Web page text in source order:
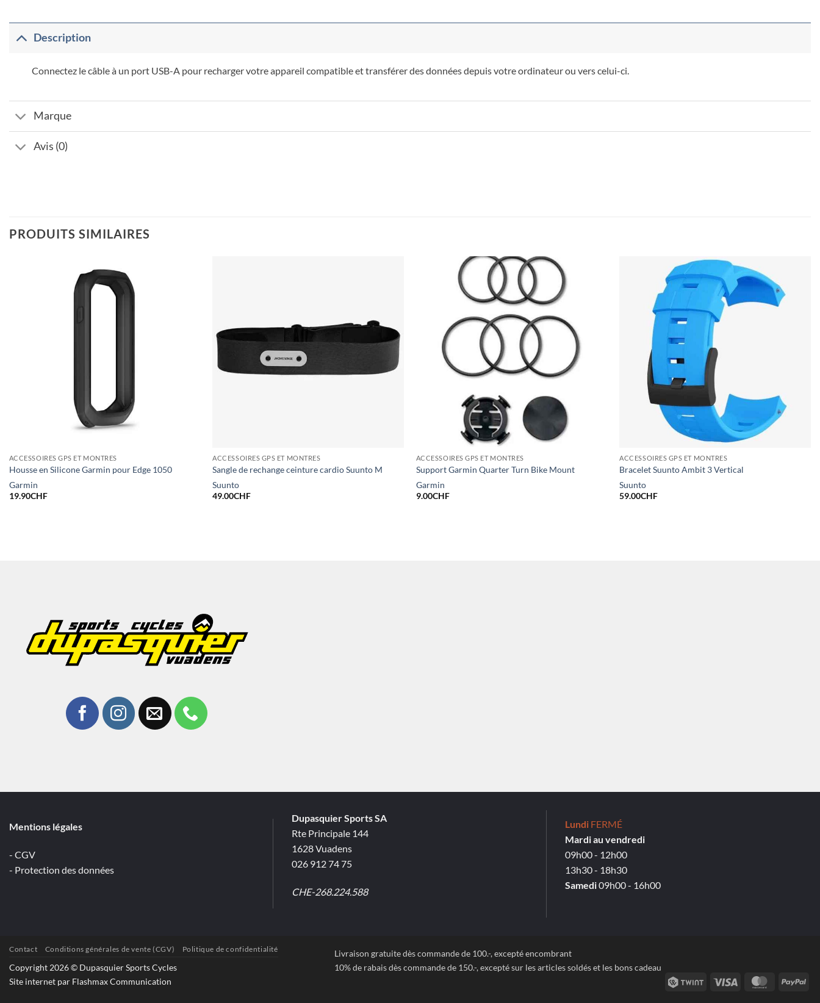
Description
Connectez le câble à un port USB-A pour recharger votre appareil compatible et transférer des données depuis votre ordinateur ou vers celui-ci.
Marque
Avis (0)
PRODUITS SIMILAIRES
ACCESSOIRES GPS ET MONTRES
Housse en Silicone Garmin pour Edge 1050
Garmin
19.90CHF
ACCESSOIRES GPS ET MONTRES
Sangle de rechange ceinture cardio Suunto M
Suunto
49.00CHF
ACCESSOIRES GPS ET MONTRES
Support Garmin Quarter Turn Bike Mount
Garmin
9.00CHF
ACCESSOIRES GPS ET MONTRES
Bracelet Suunto Ambit 3 Vertical
Suunto
59.00CHF
Mentions légales
- CGV
- Protection des données
Dupasquier Sports SA
Rte Principale 144
1628 Vuadens
026 912 74 75
CHE-268.224.588
Lundi FERMÉ
Mardi au vendredi
09h00 - 12h00
13h30 - 18h30
Samedi09h00 - 16h00
Livraison gratuite dès commande de 100.-, excepté encombrant
10% de rabais dès commande de 150.-, excepté sur les articles soldés et les bons cadeau
Twint
Visa MasterCard
Contact Conditions générales de vente (CGV) Politique de confidentialité
Copyright 2026 © Dupasquier Sports Cycles
Site internet par Flashmax Communication